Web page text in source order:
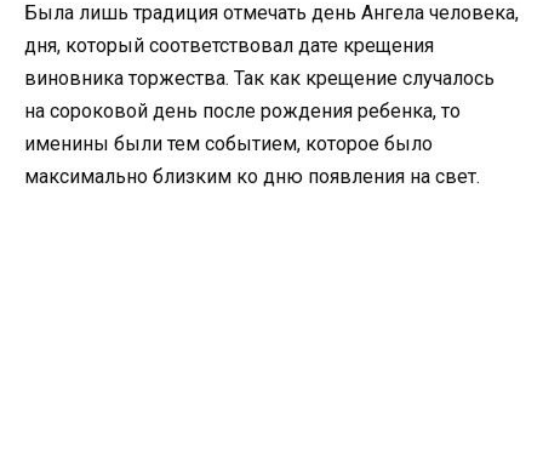
Была лишь традиция отмечать день Ангела человека,
дня, который соответствовал дате крещения
виновника торжества. Так как крещение случалось
на сороковой день после рождения ребенка, то
именины были тем событием, которое было
максимально близким ко дню появления на свет.